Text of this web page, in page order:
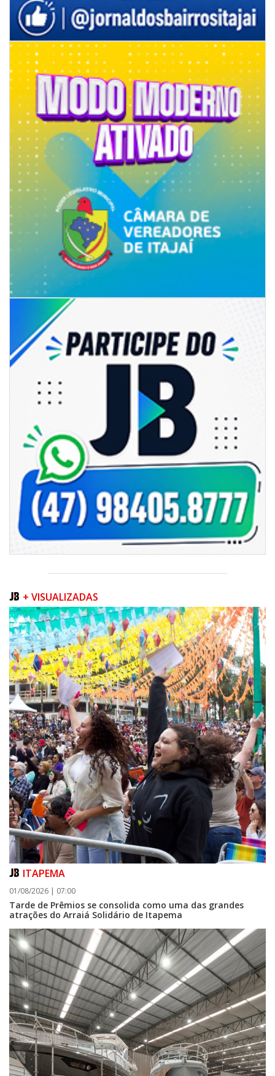
Inscrições para a exploração da gastronomia do 14º Acampamento
Farroupilha estão abertas
CAMBORIÚ
06/08/2026 | 07:00
Camboriú: exposição de arte transforma o Paço Municipal em um espaço
de cultura
06/08/2026 | 07:00
Camboriú inicia obra que ampliará conexão entre vias e reforçará
mobilidade urbana
PORTO BELO
06/08/2026 | 07:00
Porto Belo abre inscrições para entidades da sociedade civil participarem
da composição do Conselho Municipal da Habitação
+ VISUALIZADAS
ITAPEMA
01/08/2026 | 07:00
Tarde de Prêmios se consolida como uma das grandes
atrações do Arraiá Solidário de Itapema